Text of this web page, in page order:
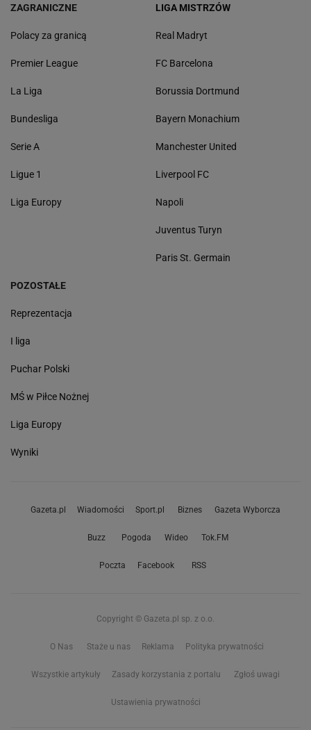
ZAGRANICZNE
Polacy za granicą
Premier League
La Liga
Bundesliga
Serie A
Ligue 1
Liga Europy
LIGA MISTRZÓW
Real Madryt
FC Barcelona
Borussia Dortmund
Bayern Monachium
Manchester United
Liverpool FC
Napoli
Juventus Turyn
Paris St. Germain
POZOSTAŁE
Reprezentacja
I liga
Puchar Polski
MŚ w Piłce Nożnej
Liga Europy
Wyniki
Gazeta.pl Wiadomości Sport.pl Biznes Gazeta Wyborcza
Buzz Pogoda Wideo Tok.FM
Poczta Facebook RSS
Copyright © Gazeta.pl sp. z o.o.
O Nas Staże u nas Reklama Polityka prywatności
Wszystkie artykuły Zasady korzystania z portalu Zgłoś uwagi
Ustawienia prywatności